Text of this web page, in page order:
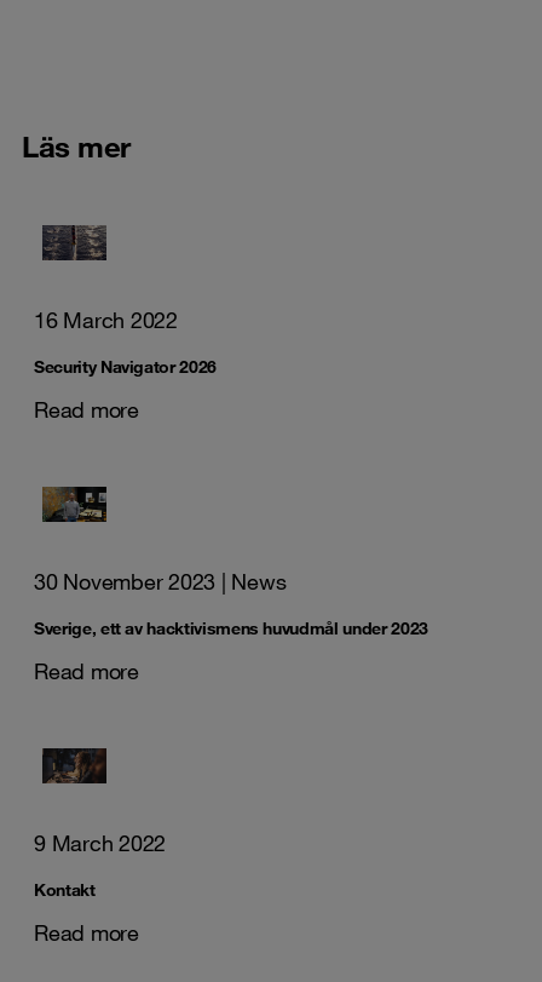
Läs mer
16 March 2022
Security Navigator 2026
Read more
30 November 2023 | News
Sverige, ett av hacktivismens huvudmål under 2023
Read more
9 March 2022
Kontakt
Read more